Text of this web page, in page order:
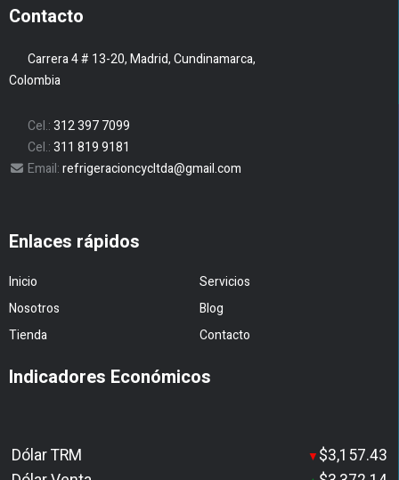
Contacto
Carrera 4 # 13-20, Madrid, Cundinamarca,
Colombia
Cel.:312 397 7099
Cel.:311 819 9181
Email:refrigeracioncycltda@gmail.com
Enlaces rápidos
Inicio
Servicios
Nosotros
Blog
Tienda
Contacto
Indicadores Económicos
Dólar TRM ▼ $3,157.43